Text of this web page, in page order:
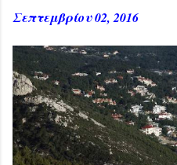
Σεπτεμβρίου 02, 2016